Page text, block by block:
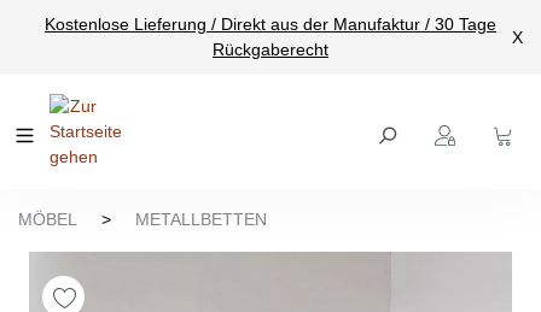
springen
Kostenlose Lieferung / Direkt aus der Manufaktur / 30 Tage
Rückgaberecht
X
MÖBEL > METALLBETTEN